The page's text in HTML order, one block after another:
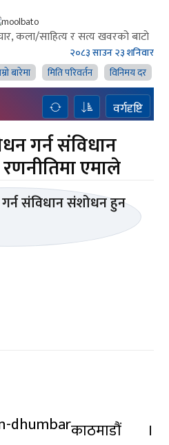
कला/साहित्य र सत्य खवरको बाटाे
२०८३ साउन २३ शनिवार
बारेमा
मिति परिवर्तन विनिमय दर
वर्गदृष्टि
गर्न संविधान
एमाले
काठमाडौं ।